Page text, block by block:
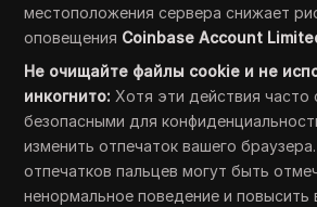
местоположения сервера снижает
оповещения Coinbase Account
Не очищайте файлы cookie и не
инкогнито: Хотя эти действия часто
безопасными для
изменить отпечаток вашего
отпечатков пальцев могут быть
ненормальное поведение и повысить